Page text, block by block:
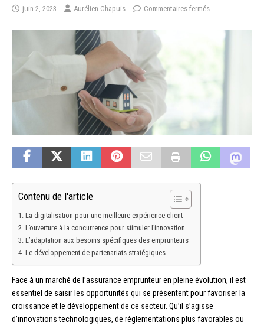
juin 2, 2023 Aurélien Chapuis Commentaires fermés
Contenu de l'article
La digitalisation pour une meilleure expérience client
L’ouverture à la concurrence pour stimuler l’innovation
L’adaptation aux besoins spécifiques des emprunteurs
Le développement de partenariats stratégiques
Face à un marché de l’assurance emprunteur en pleine évolution, il est
essentiel de saisir les opportunités qui se présentent pour favoriser la
croissance et le développement de ce secteur. Qu’il s’agisse
d’innovations technologiques, de réglementations plus favorables ou